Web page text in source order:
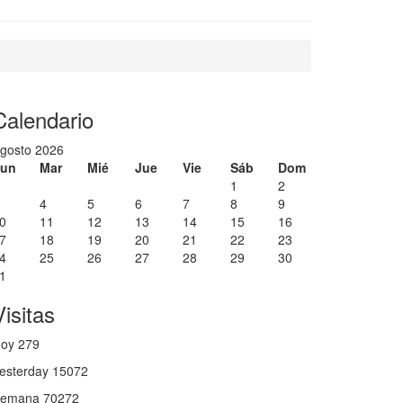
2026
Mar Mié Jue Vie Sáb
Dom
1
2
4 5 6 7 8
9
11 12 13 14 15
16
18 19 20 21 22
23
25 26 27 28 29
30
279
15072
70272